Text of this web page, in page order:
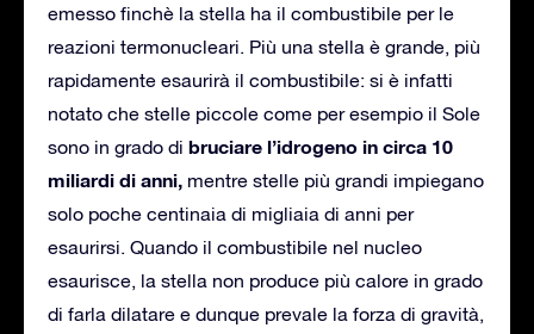
emesso finchè la stella ha il combustibile per le
reazioni termonucleari. Più una stella è grande, più
rapidamente esaurirà il combustibile: si è infatti
notato che stelle piccole come per esempio il Sole
sono in grado di bruciare l’idrogeno in circa 10
miliardi di anni, mentre stelle più grandi impiegano
solo poche centinaia di migliaia di anni per
esaurirsi. Quando il combustibile nel nucleo
esaurisce, la stella non produce più calore in grado
di farla dilatare e dunque prevale la forza di gravità,